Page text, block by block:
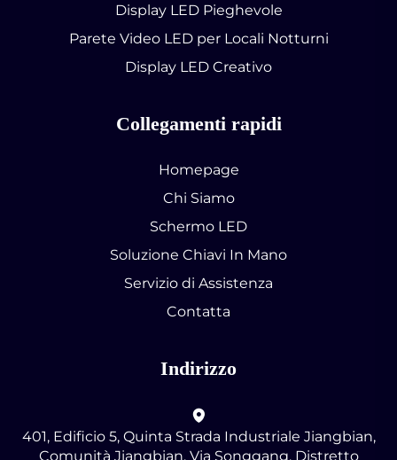
Display LED Pieghevole
Parete Video LED per Locali Notturni
Display LED Creativo
Collegamenti rapidi
Homepage
Chi Siamo
Schermo LED
Soluzione Chiavi In Mano
Servizio di Assistenza
Contatta
Indirizzo
401, Edificio 5, Quinta Strada Industriale Jiangbian,
Comunità Jiangbian, Via Songgang, Distretto